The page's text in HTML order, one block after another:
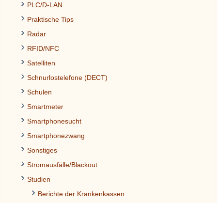
PLC/D-LAN
Praktische Tips
Radar
RFID/NFC
Satelliten
Schnurlostelefone (DECT)
Schulen
Smartmeter
Smartphonesucht
Smartphonezwang
Sonstiges
Stromausfälle/Blackout
Studien
Berichte der Krankenkassen